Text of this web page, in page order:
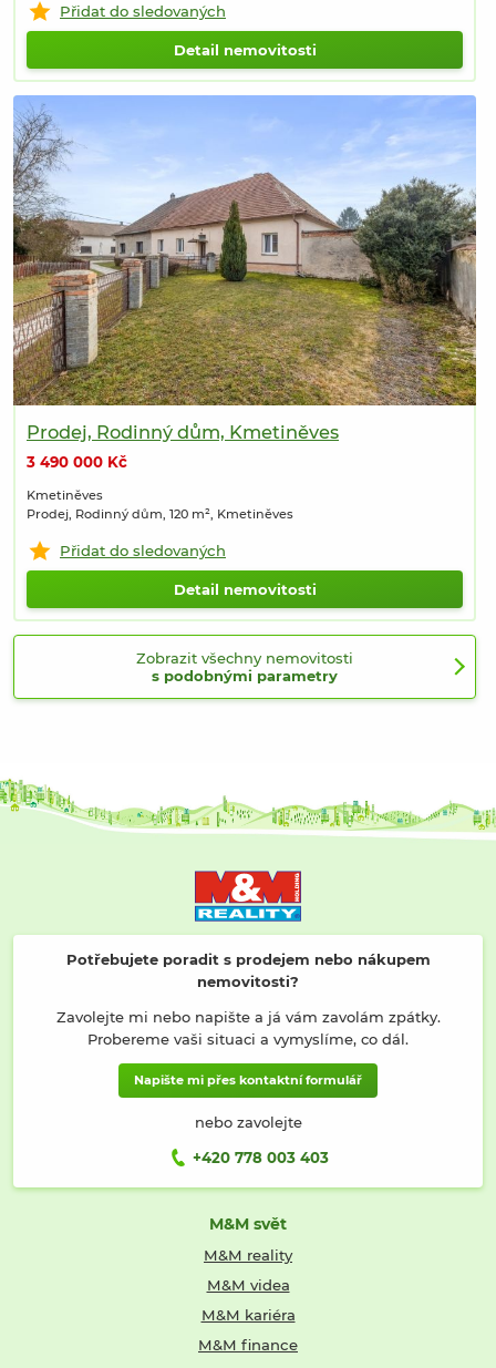
Přidat do sledovaných
Detail nemovitosti
Prodej, Rodinný dům, Kmetiněves
3 490 000 Kč
Kmetiněves
Prodej, Rodinný dům, 120 m², Kmetiněves
Přidat do sledovaných
Detail nemovitosti
Zobrazit všechny nemovitosti
s podobnými parametry
Potřebujete poradit s prodejem nebo nákupem
nemovitosti?
Zavolejte mi nebo napište a já vám zavolám zpátky.
Probereme vaši situaci a vymyslíme, co dál.
Napište mi přes kontaktní formulář
nebo zavolejte
+420 778 003 403
M&M svět
M&M reality
M&M videa
M&M kariéra
M&M finance